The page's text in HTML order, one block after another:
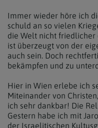
Immer wieder höre ich
schuld an so vielen
die Welt nicht friedlicher
ist überzeugt von der
auch sein. Doch
bekämpfen und zu
Hier in Wien erlebe ich
Miteinander von
ich sehr dankbar! Die
Gestern habe ich mit
der Israelitischen